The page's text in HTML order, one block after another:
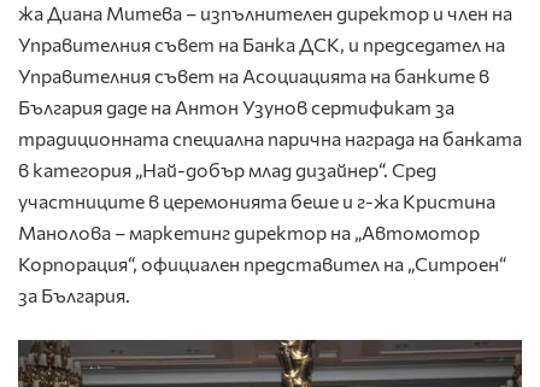
жа Диана Митева – изпълнителен директор и член на
Управителния съвет на Банка ДСК, и председател на
Управителния съвет на Асоциацията на банките в
България даде на Антон Узунов сертификат за
традиционната специална парична награда на банката
в категория „Най-добър млад дизайнер“. Сред
участниците в церемонията беше и г-жа Кристина
Манолова – маркетинг директор на „Автомотор
Корпорация“, официален представител на „Ситроен“
за България.